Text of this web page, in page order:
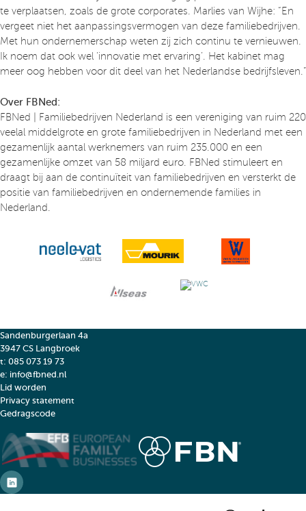
te verplaatsen, zoals de grote corporates. Marlies van Wijhe: “En
vergeet niet het aanpassingsvermogen van deze familiebedrijven.
Met hun ondernemerschap weten zij zich continu te vernieuwen.
Ik noem dat ook wel ‘innovatie met ervaring’. Het kabinet mag
meer oog hebben voor dit deel van het Nederlandse bedrijfsleven.”
Over FBNed:
FBNed | Familiebedrijven Nederland is een vereniging van ruim 220
veelal middelgrote en grote familiebedrijven in Nederland met een
gezamenlijk aantal werknemers van ruim 235.000 en een
gezamenlijke omzet van 58 miljard euro. FBNed stimuleert en
draagt bij aan de continuïteit van familiebedrijven en versterkt de
positie van familiebedrijven en ondernemende families in
Nederland.
Sandenburgerlaan 4a
3947 CS Langbroek
t: 085 073 19 73
e: info@fbned.nl
Lid worden
Privacy statement
Gedragscode